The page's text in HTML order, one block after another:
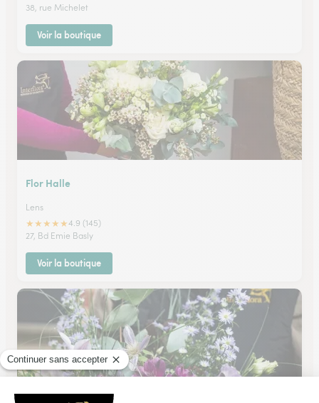
38, rue Michelet
Voir la boutique
Flor Halle
Lens
★★★★★4.9 (145)
27, Bd Emie Basly
Voir la boutique